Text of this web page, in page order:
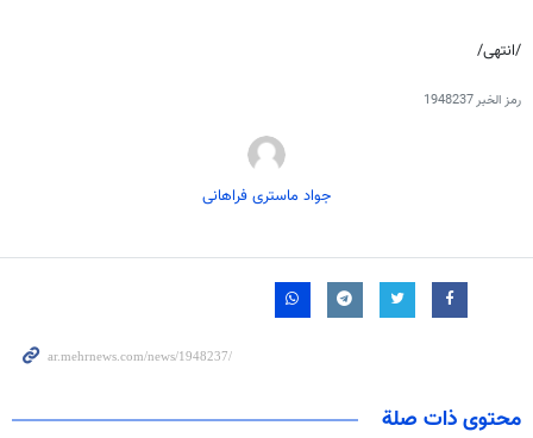
/انتهى/
رمز الخبر1948237
جواد ماستری فراهانی
محتوى ذات صلة